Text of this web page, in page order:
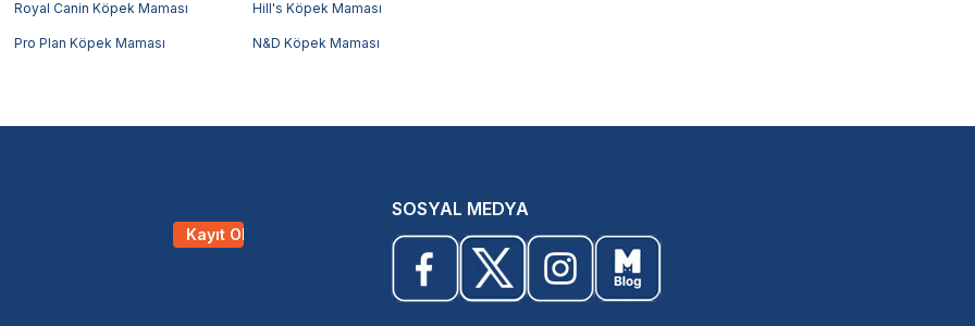
Royal Canin Köpek Maması Hill's Köpek Maması
Pro Plan Köpek Maması N&D Köpek Maması
Kayıt Ol
SOSYAL MEDYA